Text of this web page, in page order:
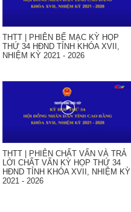
THTT | PHIÊN BẾ MẠC KỲ HỌP
THỨ 34 HĐND TỈNH KHÓA XVII,
NHIỆM KỲ 2021 - 2026
THTT | PHIÊN CHẤT VẤN VÀ TRẢ
LỜI CHẤT VẤN KỲ HỌP THỨ 34
HĐND TỈNH KHÓA XVII, NHIỆM KỲ
2021 - 2026